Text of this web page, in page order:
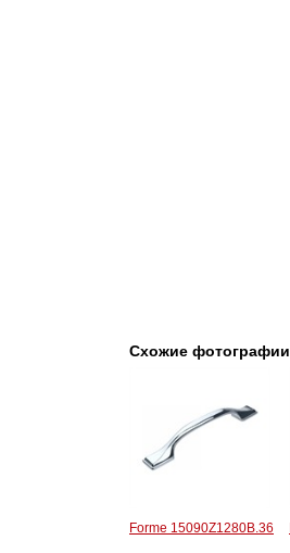
Схожие фотографии
Forme 15090Z1280B.36